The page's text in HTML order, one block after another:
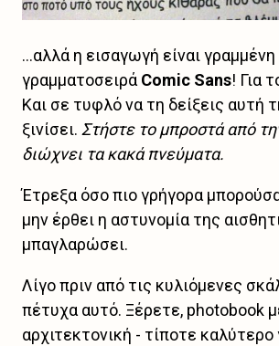
...αλλά η εισαγωγή είναι
γραμματοσειρά Comic Sans! Για
Και σε τυφλό να τη δείξεις αυτή
ξινίσει. Στήστε το μπροστά από
διώχνει τα κακά πνεύματα.
Έτρεξα όσο πιο γρήγορα
μην έρθει η αστυνομία της
μπαγλαρώσει.
Λίγο πριν από τις κυλιόμενες
πέτυχα αυτό. Ξέρετε, photobook
αρχιτεκτονική - τίποτε καλύτερο